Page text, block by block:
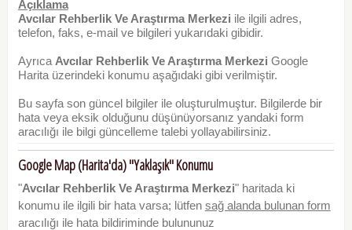
Açıklama
Avcılar Rehberlik Ve Araştırma Merkezi ile ilgili adres,
telefon, faks, e-mail ve bilgileri yukarıdaki gibidir.
AyrıcaAvcılar Rehberlik Ve Araştırma Merkezi Google
Harita üzerindeki konumu aşağıdaki gibi verilmiştir.
Bu sayfa son güncel bilgiler ile oluşturulmuştur. Bilgilerde bir
hata veya eksik olduğunu düşünüyorsanız yandaki form
aracılığı ile bilgi güncelleme talebi yollayabilirsiniz.
Google Map (Harita'da) "Yaklaşık" Konumu
"Avcılar Rehberlik Ve Araştırma Merkezi" haritada ki
konumu ile ilgili bir hata varsa; lütfen sağ alanda bulunan form
aracılığı ile hata bildiriminde bulununuz